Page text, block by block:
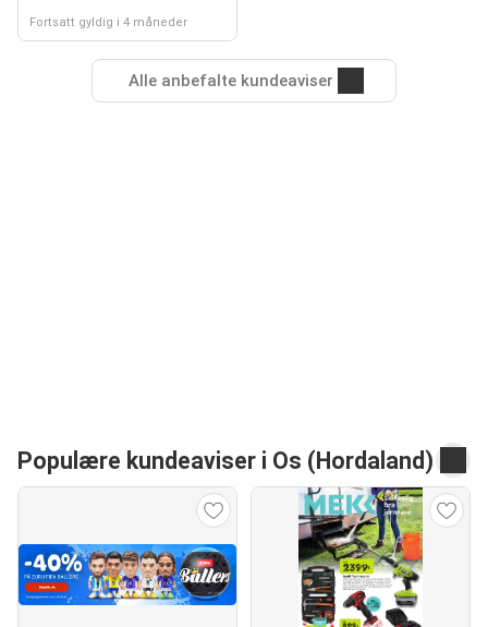
Fortsatt gyldig i 4 måneder
Alle anbefalte kundeaviser
Populære kundeaviser i Os (Hordaland)